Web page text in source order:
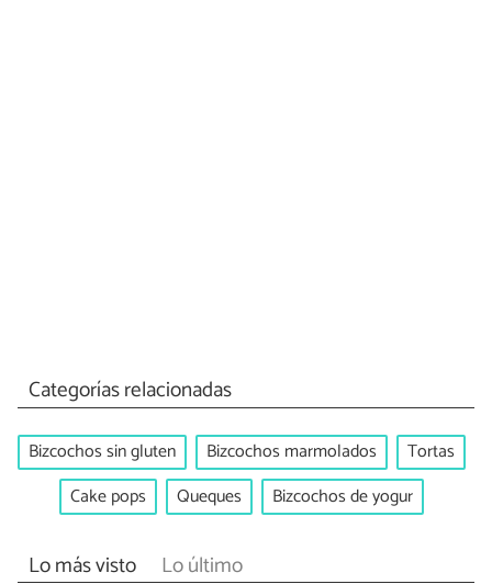
Categorías relacionadas
Bizcochos sin gluten Bizcochos marmolados
Tortas
Cake pops
Queques Bizcochos de yogur
Lo más visto Lo último